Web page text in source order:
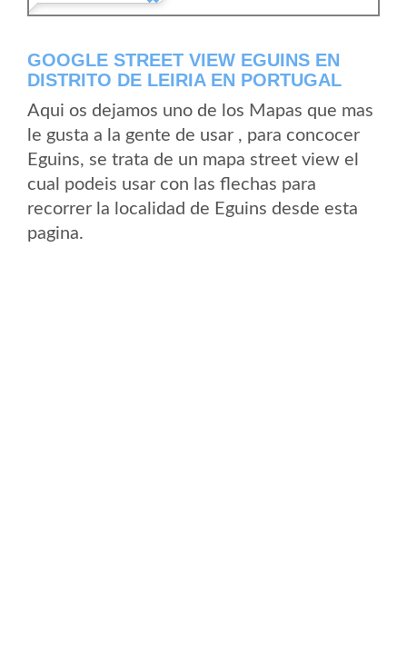
GOOGLE STREET VIEW EGUINS EN
DISTRITO DE LEIRIA EN PORTUGAL
Aqui os dejamos uno de los Mapas que mas
le gusta a la gente de usar , para concocer
Eguins, se trata de un mapa street view el
cual podeis usar con las flechas para
recorrer la localidad de Eguins desde esta
pagina.